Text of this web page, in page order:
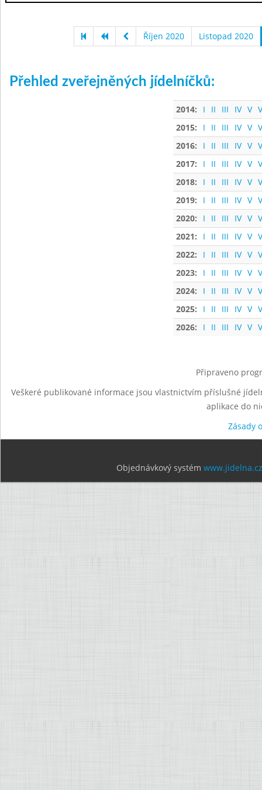
Říjen 2020 Listopad 2020
Přehled zveřejněných jídelníčků:
2014: I II III IV V
2015:
I II III IV V
2016:
I II III IV V
2017:
I II III IV V
2018:
I II III IV V
2019:
I II III IV V
2020:
I II III IV V
2021:
I II III IV V
2022:
I II III IV V
2023:
I II III IV V
2024:
I II III IV V
2025:
I II III IV V
2026:
I II III IV V
Připraveno
Veškeré publikované informace jsou vlastnictvím příslušné
aplikace do
Zásady
Objednávkový systém www.jidelna.cz